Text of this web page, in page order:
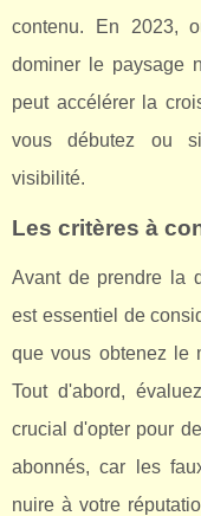
contenu. En 2023,
dominer le paysage
peut accélérer la
vous débutez ou
visibilité.
Les critères à
Avant de prendre la
est essentiel de
que vous obtenez le
Tout d'abord,
crucial d'opter pour
abonnés, car les
nuire à votre